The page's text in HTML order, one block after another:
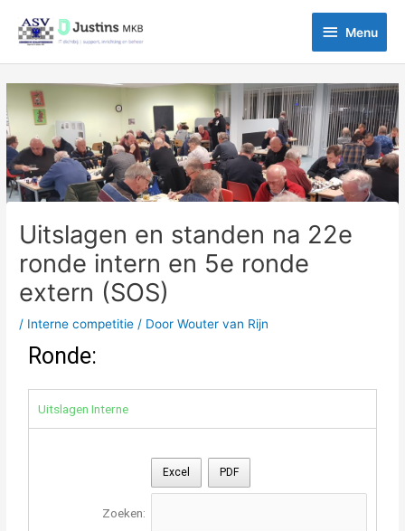
naar
inhoud
Menu
Menu
Uitslagen en standen na 22e
ronde intern en 5e ronde
extern (SOS)
/ Interne competitie / DoorWouter van Rijn
Ronde:
Uitslagen Interne
Excel PDF
Zoeken:
navigatie